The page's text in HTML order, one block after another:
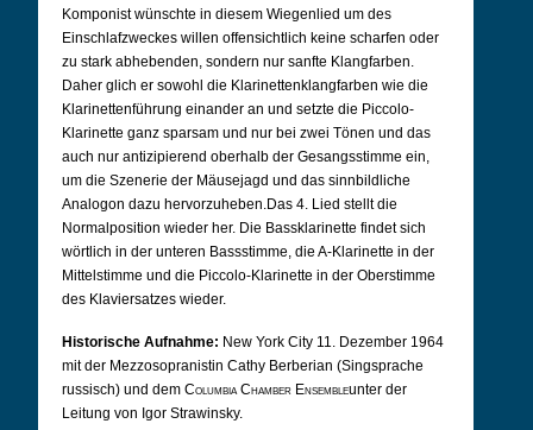
Komponist wünschte in diesem Wiegenlied um des
Einschlafzweckes willen offensichtlich keine scharfen oder
zu stark abhebenden, sondern nur sanfte Klangfarben.
Daher glich er sowohl die Klarinettenklangfarben wie die
Klarinettenführung einander an und setzte die Piccolo-
Klarinette ganz sparsam und nur bei zwei Tönen und das
auch nur antizipierend oberhalb der Gesangsstimme ein,
um die Szenerie der Mäusejagd und das sinnbildliche
Analogon dazu hervorzuheben.Das 4. Lied stellt die
Normalposition wieder her. Die Bassklarinette findet sich
wörtlich in der unteren Bassstimme, die A-Klarinette in der
Mittelstimme und die Piccolo-Klarinette in der Oberstimme
des Klaviersatzes wieder.
Historische Aufnahme: New York City 11. Dezember 1964
mit der Mezzosopranistin Cathy Berberian (Singsprache
russisch) und dem Columbia Chamber Ensembleunter der
Leitung von Igor Strawinsky.